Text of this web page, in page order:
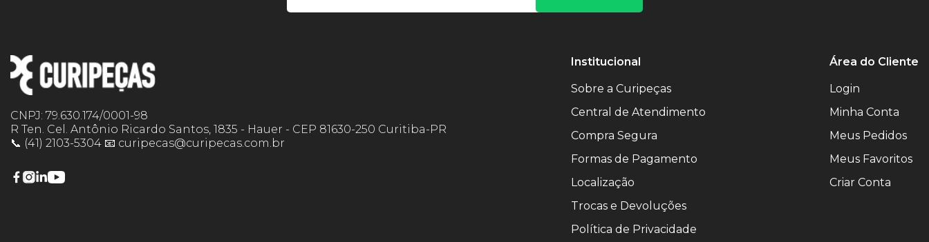
CNPJ: 79.630.174/0001-98
R Ten. Cel. Antônio Ricardo Santos, 1835 - Hauer - CEP 81630-250 Curitiba-PR
📞 (41) 2103-5304 📧 curipecas@curipecas.com.br
Institucional
Sobre a Curipeças
Central de Atendimento
Compra Segura
Formas de Pagamento
Localização
Trocas e Devoluções
Política de Privacidade
Área do Cliente
Login
Minha Conta
Meus Pedidos
Meus Favoritos
Criar Conta